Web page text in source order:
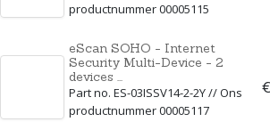
productnummer 00005115
eScan SOHO - Internet
Security Multi-Device - 2
devices ...
Part no. ES-03ISSV14-2-2Y // Ons
productnummer 00005117